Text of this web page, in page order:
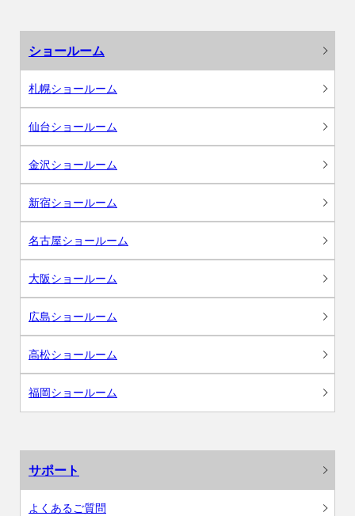
ショールーム
札幌ショールーム
仙台ショールーム
金沢ショールーム
新宿ショールーム
名古屋ショールーム
大阪ショールーム
広島ショールーム
高松ショールーム
福岡ショールーム
サポート
よくあるご質問